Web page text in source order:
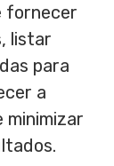
fornecer
listar
para
a
minimizar